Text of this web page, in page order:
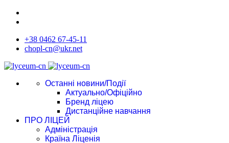
+38 0462 67-45-11
chopl-cn@ukr.net
Останні новини/Події
Актуально/Офіційно
Бренд ліцею
Дистанційне навчання
ПРО ЛІЦЕЙ
Адміністрація
Країна Ліценія